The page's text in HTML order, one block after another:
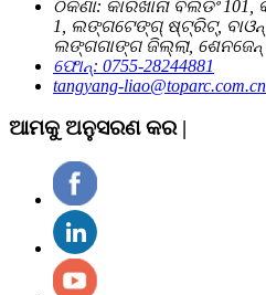
ଠିକଣା: କାରଖାନା ବିଲଡିଂ 101,
1, ଲଙ୍ଗଟେଙ୍ଗ୍ ଷ୍ଟ୍ରିଟ୍,
ଲଙ୍ଗଗାଙ୍ଗ ଜିଲ୍ଲା, ଶେନଜେନ୍
ଫୋନ୍: 0755-28244881
tangyang-liao@toparc.com.cn
ଆମକୁ ଅନୁସରଣ କର |